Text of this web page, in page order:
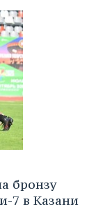
бронзу
7 в Казани